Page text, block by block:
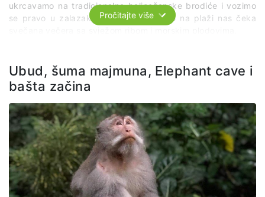
ukrcavamo na tradicionalne balinežanske brodiće i vozimo
se pravo u zalazak, a kada se vratimo na plaži nas čeka
organizovan prevoz po predviđenom itinereru
sve ulaznice za navedene lokalitete
stručnog lokalnog vodiča na engleskom jeziku
Pročitajte više
Ubud, šuma majmuna, Elephant cave i
bašta začina